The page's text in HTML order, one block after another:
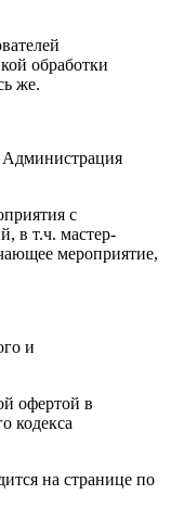
обработки
же.
Администрация
с
в т.ч. мастер-
мероприятие,
и
офертой в
кодекса
на странице по